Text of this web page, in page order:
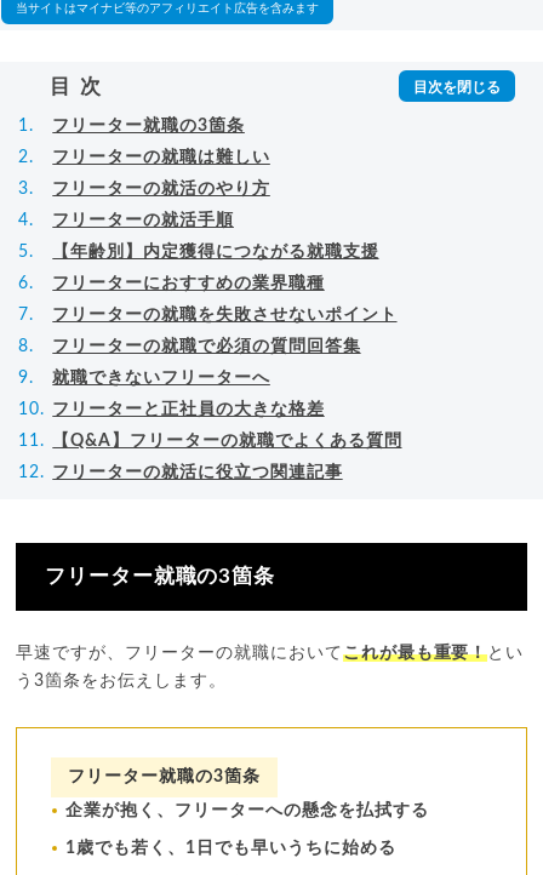
べらない転職エージェント
当サイトはマイナビ等のアフィリエイト広告を含みます
目次
フリーター就職の3箇条
フリーターの就職は難しい
フリーターの就活のやり方
フリーターの就活手順
【年齢別】内定獲得につながる就職支援
フリーターにおすすめの業界職種
フリーターの就職を失敗させないポイント
フリーターの就職で必須の質問回答集
就職できないフリーターへ
フリーターと正社員の大きな格差
【Q&A】フリーターの就職でよくある質問
フリーターの就活に役立つ関連記事
フリーター就職の3箇条
早速ですが、フリーターの就職において これが最も重要！とい
う3箇条をお伝えします。
フリーター就職の3箇条
企業が抱く、フリーターへの懸念を払拭する
1歳でも若く、1日でも早いうちに始める